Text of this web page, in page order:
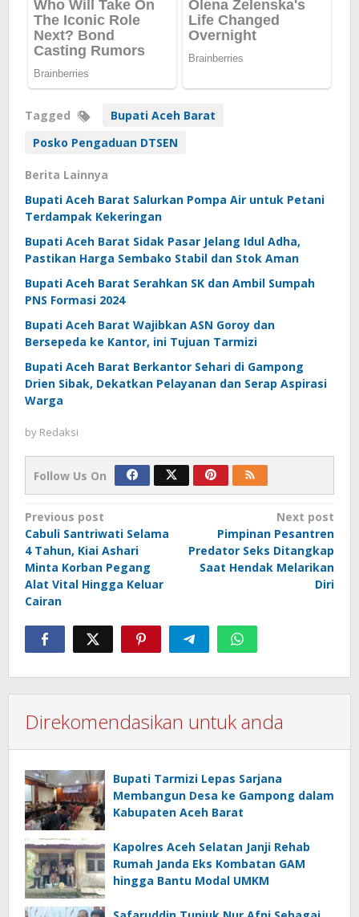
Tagged
Bupati Aceh Barat
Posko Pengaduan DTSEN
Berita Lainnya
Bupati Aceh Barat Salurkan Pompa Air untuk Petani
Terdampak Kekeringan
Bupati Aceh Barat Sidak Pasar Jelang Idul Adha,
Pastikan Harga Sembako Stabil dan Stok Aman
Bupati Aceh Barat Serahkan SK dan Ambil Sumpah
PNS Formasi 2024
Bupati Aceh Barat Wajibkan ASN Goroy dan
Bersepeda ke Kantor, ini Tujuan Tarmizi
Bupati Aceh Barat Berkantor Sehari di Gampong
Drien Sibak, Dekatkan Pelayanan dan Serap Aspirasi
Warga
by Redaksi
Follow Us On
Post
navigation
Previous post
Cabuli Santriwati Selama
4 Tahun, Kiai Ashari
Minta Korban Pegang
Alat Vital Hingga Keluar
Cairan
Next post
Pimpinan Pesantren
Predator Seks Ditangkap
Saat Hendak Melarikan
Diri
Direkomendasikan untuk anda
Bupati Tarmizi Lepas Sarjana
Membangun Desa ke Gampong dalam
Kabupaten Aceh Barat
Kapolres Aceh Selatan Janji Rehab
Rumah Janda Eks Kombatan GAM
hingga Bantu Modal UMKM